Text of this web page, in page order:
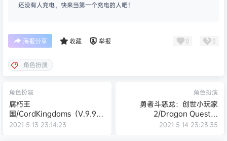
还没有人充电，快来当第一个充电的人吧！
海报分享 收藏 举报 0 0
角色扮演
角色扮演
腐朽王
国/CordKingdoms（V.9.9a-
正式版）
2021-5-13 23:14:23
角色扮演
勇者斗恶龙：创世小玩家
2/Dragon Quest：
BUILDERS 2（v1.7.3a）
2021-5-14 23:23:35